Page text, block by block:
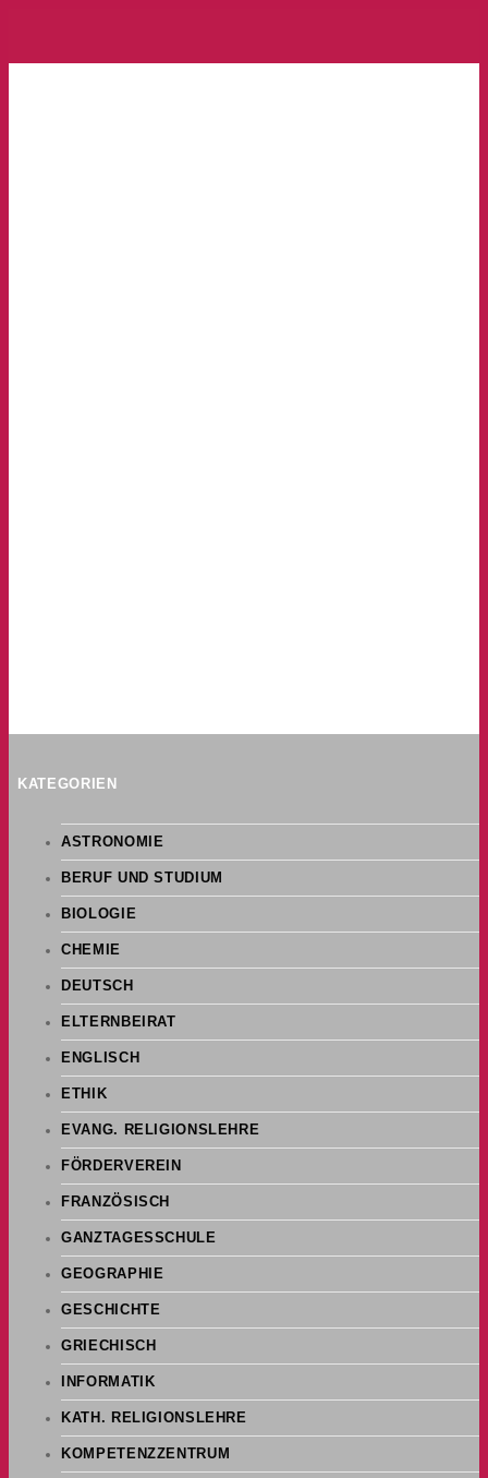
KATEGORIEN
ASTRONOMIE
BERUF UND STUDIUM
BIOLOGIE
CHEMIE
DEUTSCH
ELTERNBEIRAT
ENGLISCH
ETHIK
EVANG. RELIGIONSLEHRE
FÖRDERVEREIN
FRANZÖSISCH
GANZTAGESSCHULE
GEOGRAPHIE
GESCHICHTE
GRIECHISCH
INFORMATIK
KATH. RELIGIONSLEHRE
KOMPETENZZENTRUM